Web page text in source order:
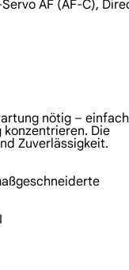
Servo AF (AF-
nötig – einfach
Die
Zuverlässigkeit.